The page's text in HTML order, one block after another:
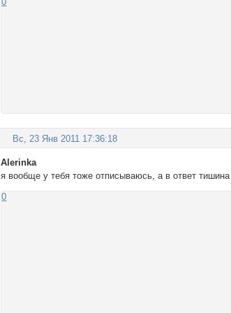
Вс, 23 Янв 2011 17:36:18
Alerinka
я вообще у тебя тоже отписываюсь, а в ответ тишина
0